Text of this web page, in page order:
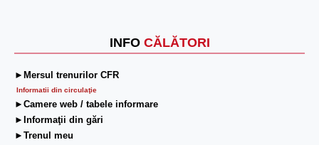
INFO CĂLĂTORI
►Mersul trenurilor CFR
Informatii din circulaţie
►Camere web / tabele informare
►Informaţii din gări
►Trenul meu